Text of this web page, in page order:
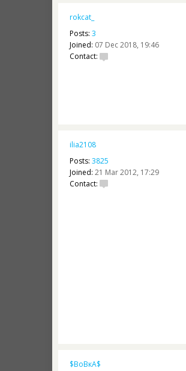
rokcat_
Posts: 3
Joined: 07 Dec 2018, 19:46
Contact:
ilia2108
Posts: 3825
Joined: 21 Mar 2012, 17:29
Contact:
$ВоВкА$